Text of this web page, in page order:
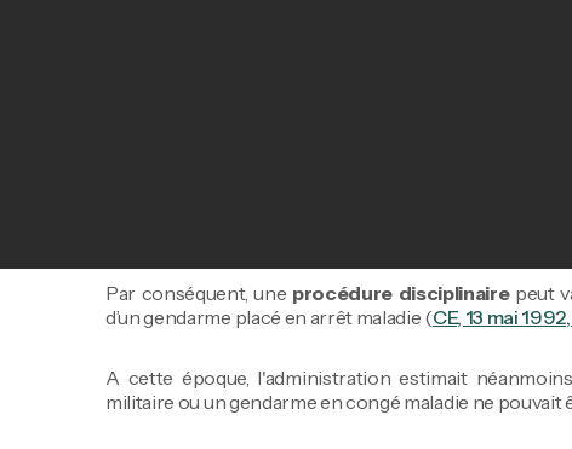
décrypte ce
défense de vos droits face à une administration de
1. Autonomie des procédure
De longue date, le Conseil d’Etat considère que
Par conséquent, une procédure disciplinairepeut
d’un gendarme placé en arrêt maladie (CE, 13 mai
A cette époque, l'administration estimait
militaire ou un gendarme en congé maladie ne pouvait